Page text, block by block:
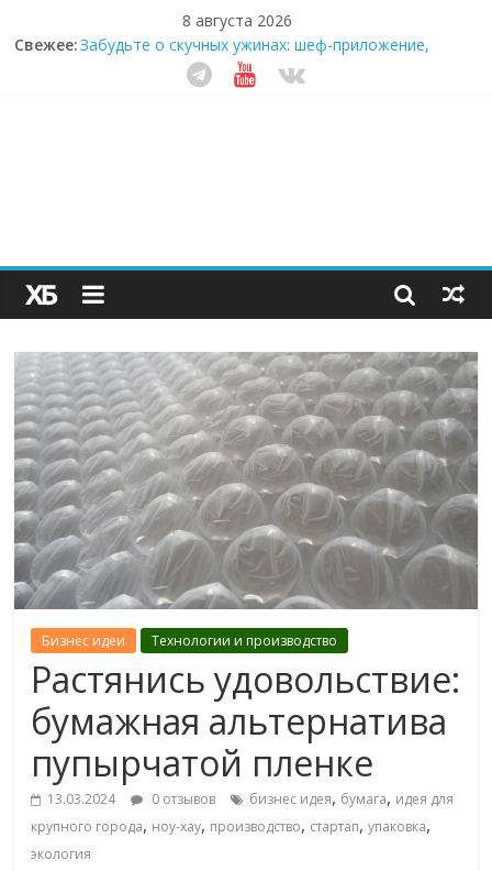
8 августа 2026
Свежее:Забудьте о скучных ужинах: шеф-приложение,
которое видит вашу еду насквозь
Небо зовёт: как бизнес на полётах дронов и
Секрет супергидратации: почему кокосовая вода с
пребиотиками становится главным трендом
здорового питания
Бизнес идеи Технологии и производство
Растянись удовольствие:
бумажная альтернатива
пупырчатой пленке
13.03.2024 0 отзывов бизнес идея, бумага, идея для
крупного города, ноу-хау, производство, стартап,упаковка,
экология